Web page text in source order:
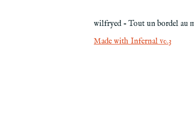
wilfryed - Tout un bordel au
Made with Infernal v0.3